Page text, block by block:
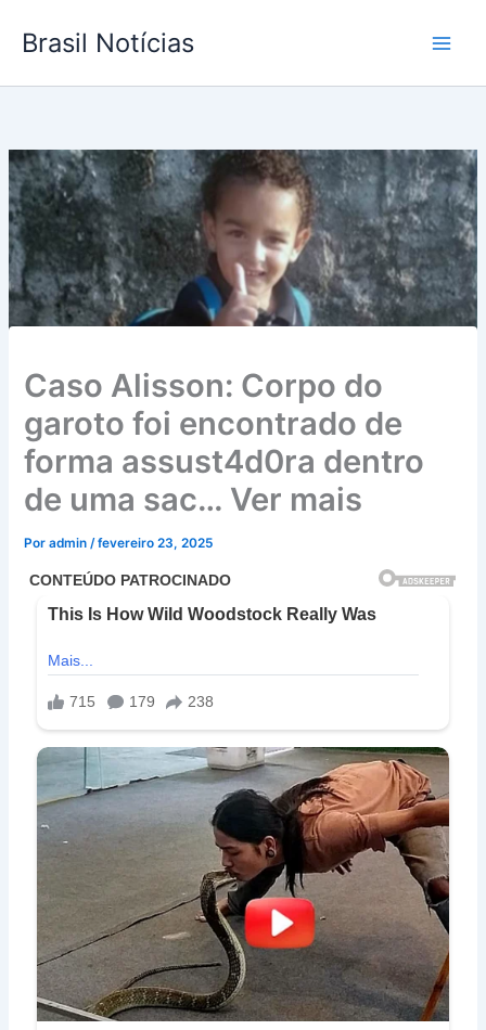
para
conteúdo
Brasil Notícias
Caso Alisson: Corpo do
garoto foi encontrado de
forma assust4d0ra dentro
de uma sac… Ver mais
Poradmin/fevereiro 23, 2025